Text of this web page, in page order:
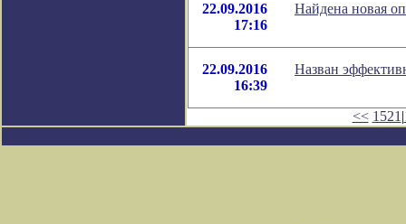
22.09.2016
17:16
Найдена новая
22.09.2016
16:39
Назван
<< 1521 |